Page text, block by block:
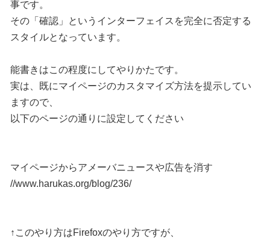
事です。
その「確認」というインターフェイスを完全に否定する
スタイルとなっています。
能書きはこの程度にしてやりかたです。
実は、既にマイページのカスタマイズ方法を提示してい
ますので、
以下のページの通りに設定してください
マイページからアメーバニュースや広告を消す
//www.harukas.org/blog/236/
↑このやり方はFirefoxのやり方ですが、